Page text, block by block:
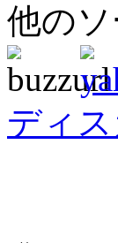
他の
ディ